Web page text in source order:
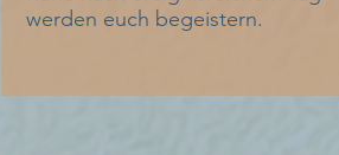
werden euch begeistern.